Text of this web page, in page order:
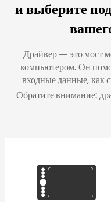
и выберите
Драйвер — это мост
компьютером. Он
входные данные, как
Обратите внимание: